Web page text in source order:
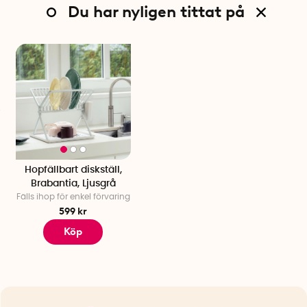
Du har nyligen tittat på
Hopfällbart diskställ,
Brabantia, Ljusgrå
Fälls ihop för enkel förvaring
599 kr
Köp